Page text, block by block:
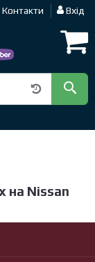
Контакти Вхід
на Nissan